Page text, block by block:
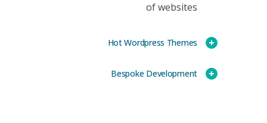
of websites
Hot Wordpress Themes
Bespoke Development